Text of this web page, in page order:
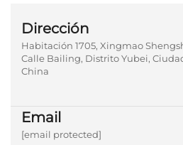
Dirección
Habitación 1705, Xingmao
Calle Bailing, Distrito Yubei,
China
Email
[email protected]